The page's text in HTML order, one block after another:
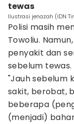
tewas
Ilustrasi jenazah (IDN
Polisi masih
Towoliu.
penyakit dan
sebelum tewas.
"Jauh sebelum
sakit, berobat,
beberapa
(menjadi)